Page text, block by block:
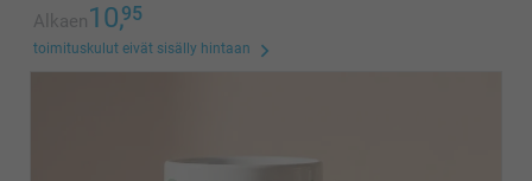
Alkaen10,95
toimituskulut eivät sisälly hintaan